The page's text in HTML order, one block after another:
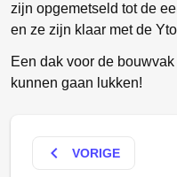
zijn opgemetseld tot de
en ze zijn klaar met de
Een dak voor de
kunnen gaan lukken!
keyboard_arrow_left VORIGE